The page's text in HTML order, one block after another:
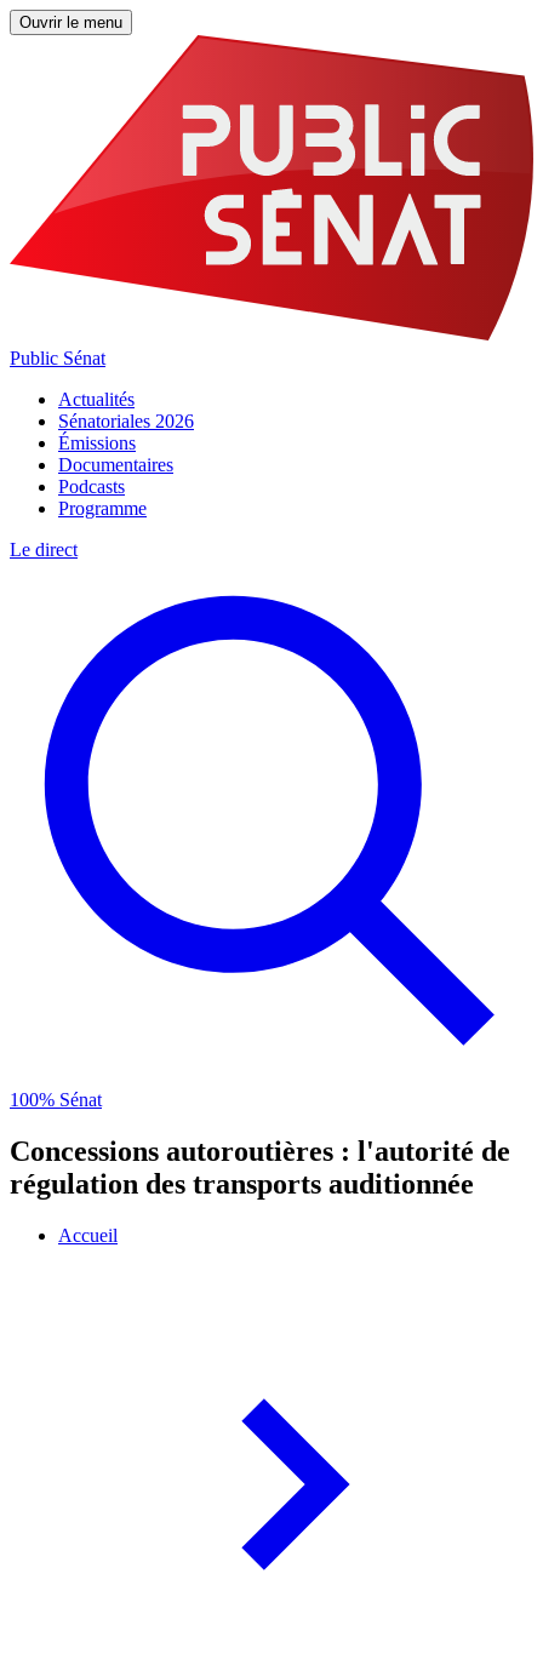
Ouvrir le menu
Public Sénat
Actualités
Sénatoriales 2026
Émissions
Documentaires
Podcasts
Programme
Le direct
100% Sénat
Concessions autoroutières : l'autorité de
régulation des transports auditionnée
Accueil